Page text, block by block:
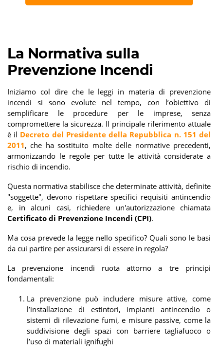
La Normativa sulla
Prevenzione Incendi
Iniziamo col dire che le leggi in materia di prevenzione
incendi si sono evolute nel tempo, con l’obiettivo di
semplificare le procedure per le imprese, senza
compromettere la sicurezza. Il principale riferimento attuale
è il Decreto del Presidente della Repubblica n. 151 del
2011, che ha sostituito molte delle normative precedenti,
armonizzando le regole per tutte le attività considerate a
rischio di incendio.
Questa normativa stabilisce che determinate attività, definite
"soggette", devono rispettare specifici requisiti antincendio
e, in alcuni casi, richiedere un'autorizzazione chiamata
Certificato di Prevenzione Incendi (CPI).
Ma cosa prevede la legge nello specifico? Quali sono le basi
da cui partire per assicurarsi di essere in regola?
La prevenzione incendi ruota attorno a tre principi
fondamentali:
La prevenzione può includere misure attive, come
l’installazione di estintori, impianti antincendio o
sistemi di rilevazione fumi, e misure passive, come la
suddivisione degli spazi con barriere tagliafuoco o
l’uso di materiali ignifughi